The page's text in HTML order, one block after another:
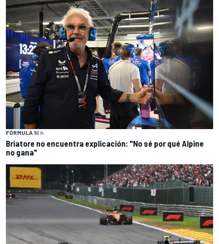
FÓRMULA 16 h
Briatore no encuentra explicación: "No sé por qué Alpine
no gana"